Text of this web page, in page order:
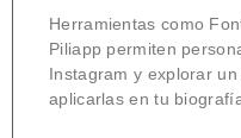
Herramientas como
Piliapp permiten
Instagram y explorar
aplicarlas en tu